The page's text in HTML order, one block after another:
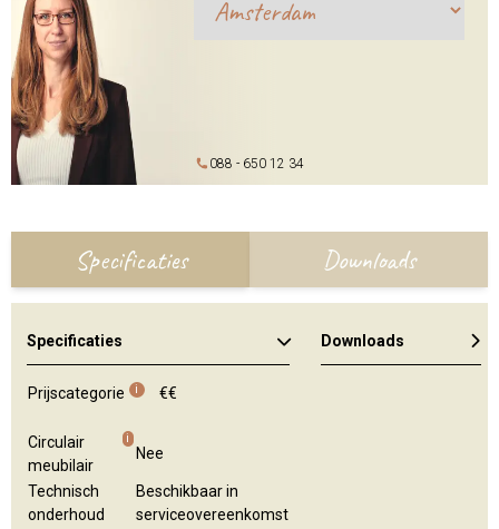
088 - 650 12 34
Specificaties Downloads
Specificaties
Prijscategorie i €€
Circulair
meubilair
i
Nee
Technisch
onderhoud
Beschikbaar in
serviceovereenkomst
Downloads